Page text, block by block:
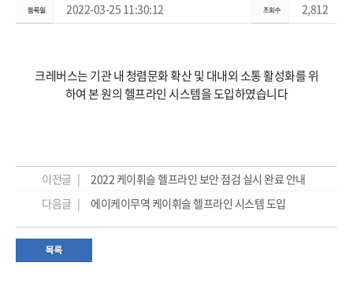
2022-03-25 11:30:12 2,812
크레버스는 기관 내 청렴문화 확산 및 대내외 소통 활성화를 위
하여 본 원의 헬프라인 시스템을 도입하였습니다
이전글 |
2022 케이휘슬 헬프라인 보안 점검 실시 완료 안내
다음글 |
에이케이무역 케이휘슬 헬프라인 시스템 도입